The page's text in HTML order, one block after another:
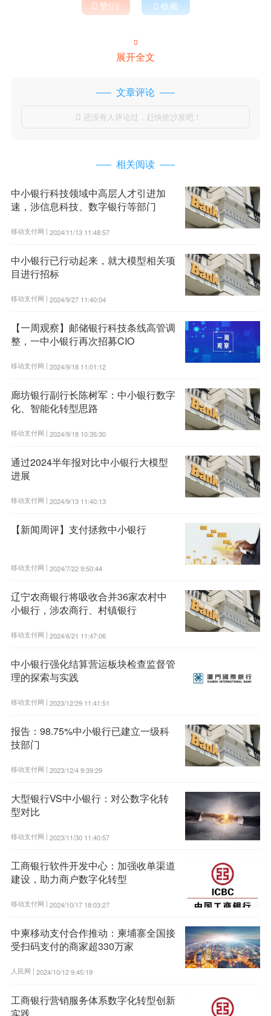
 赞()  收藏

展开全文
文章评论
 还没有人评论过，赶快抢沙发吧！
相关阅读
中小银行科技领域中高层人才引进加
速，涉信息科技、数字银行等部门
移动支付网 | 2024/11/13 11:48:57
中小银行已行动起来，就大模型相关项
目进行招标
移动支付网 | 2024/9/27 11:40:04
【一周观察】邮储银行科技条线高管调
整，一中小银行再次招募CIO
移动支付网 | 2024/9/18 11:01:12
廊坊银行副行长陈树军：中小银行数字
化、智能化转型思路
移动支付网 | 2024/9/18 10:35:30
通过2024半年报对比中小银行大模型
进展
移动支付网 | 2024/9/13 11:40:13
【新闻周评】支付拯救中小银行
移动支付网 | 2024/7/22 9:50:44
辽宁农商银行将吸收合并36家农村中
小银行，涉农商行、村镇银行
移动支付网 | 2024/6/21 11:47:06
中小银行强化结算营运板块检查监督管
理的探索与实践
移动支付网 | 2023/12/29 11:41:51
报告：98.75%中小银行已建立一级科
技部门
移动支付网 | 2023/12/4 9:39:29
大型银行VS中小银行：对公数字化转
型对比
移动支付网 | 2023/11/30 11:40:57
工商银行软件开发中心：加强收单渠道
建设，助力商户数字化转型
移动支付网 | 2024/10/17 18:03:27
中柬移动支付合作推动：柬埔寨全国接
受扫码支付的商家超330万家
人民网 | 2024/10/12 9:45:19
工商银行营销服务体系数字化转型创新
实践